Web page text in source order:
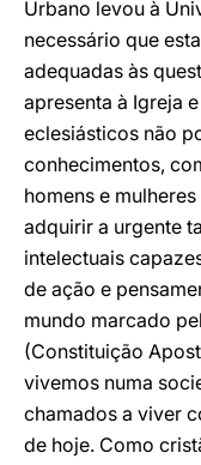
Urbano levou à
necessário que
adequadas às
apresenta à Igreja
eclesiásticos não
conhecimentos,
homens e
adquirir a urgente
intelectuais
de ação e
mundo marcado
(Constituição
vivemos numa
chamados a viver
de hoje. Como